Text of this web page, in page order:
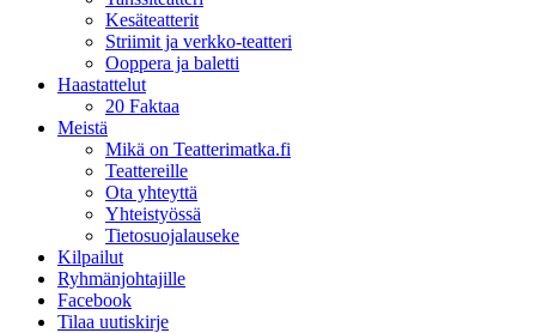
Kesäteatterit
Striimit ja verkko-teatteri
Ooppera ja baletti
Haastattelut
20 Faktaa
Meistä
Mikä on Teatterimatka.fi
Teattereille
Ota yhteyttä
Yhteistyössä
Tietosuojalauseke
Kilpailut
Ryhmänjohtajille
Facebook
Tilaa uutiskirje